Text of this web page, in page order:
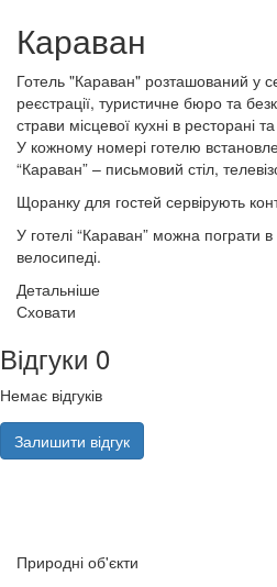
Караван
Готель "Караван" розташований у
реєстрації, туристичне бюро та
страви місцевої кухні в ресторані
У кожному номері готелю
“Караван” – письмовий стіл,
Щоранку для гостей сервірують
У готелі “Караван” можна пограти
велосипеді.
Детальніше
Сховати
Відгуки 0
Немає відгуків
Залишити відгук
Природні об'єкти